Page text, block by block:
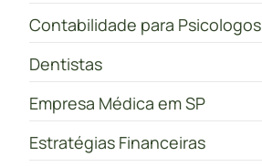
Contabilidade para Psicologos
Dentistas
Empresa Médica em SP
Estratégias Financeiras